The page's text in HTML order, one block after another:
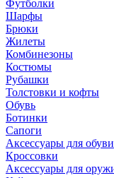
Футболки
Шарфы
Брюки
Жилеты
Комбинезоны
Костюмы
Рубашки
Толстовки и кофты
Обувь
Ботинки
Сапоги
Аксессуары для обуви
Кроссовки
Аксессуары для